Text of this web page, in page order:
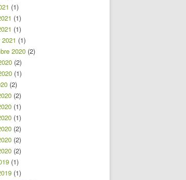
(1)
(1)
(1)
(1)
2020 (2)
(2)
(1)
(2)
(2)
(1)
(1)
(2)
(2)
(2)
(1)
(1)